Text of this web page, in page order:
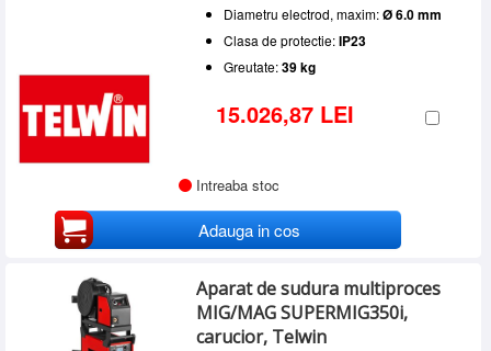
Diametru electrod, maxim:Ø 6.0 mm
Clasa de protectie:IP23
Greutate:39 kg
15.026,87 LEI
Intreaba stoc
Adauga in cos
Aparat de sudura multiproces
MIG/MAG SUPERMIG350i,
carucior, Telwin